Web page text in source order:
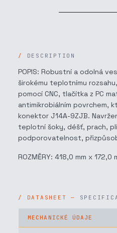
DESCRIPTION
POPIS: Robustní a odolná
širokému teplotnímu
pomocí CNC, tlačítka z PC
antimikrobiálním povrchem,
konektor J14A-9ZJB.
teplotní šoky, déšť, prach,
podporovatelnost,
ROZMĚRY: 418,0 mm x 172,0
MECHANICKÉ ÚDAJE